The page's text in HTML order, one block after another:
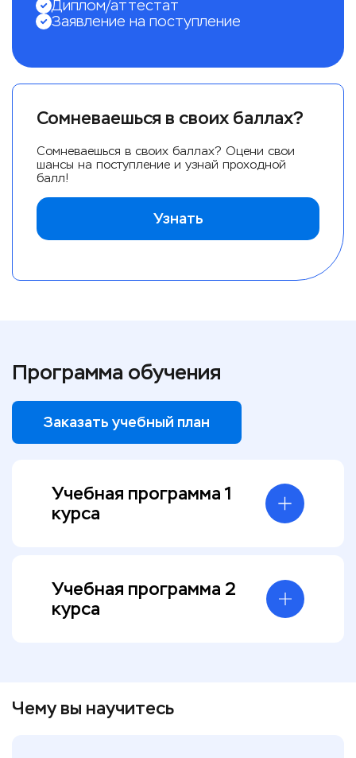
Диплом/аттестат
Заявление на поступление
Сомневаешься в своих баллах?
Сомневаешься в своих баллах? Оцени свои
шансы на поступление и узнай проходной
балл!
Узнать
Программа обучения
Заказать учебный план
Учебная программа 1
курса
Учебная программа 2
курса
Чему вы научитесь